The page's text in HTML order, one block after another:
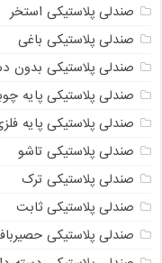
صندلی پلاستیکی استخر
صندلی پلاستیکی باغی
صندلی پلاستیکی بدون
صندلی پلاستیکی پایه
صندلی پلاستیکی پایه
صندلی پلاستیکی تاشو
صندلی پلاستیکی ترک
صندلی پلاستیکی ثابت
صندلی پلاستیکی